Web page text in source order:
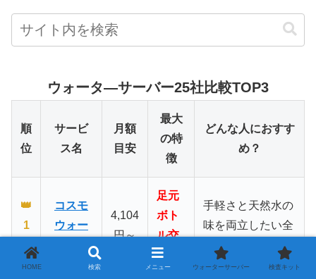
ウォータ―サーバー25社比較TOP3
順
位
サービ
ス名
月額
目安
最大
の特
徴
どんな人におすす
め？
👑
1
位
コスモ
ウォー
4,104
円～
足元
ボト
ル交
換
手軽さと天然水の
味を両立したい全
ての人
HOME 検索 メニュー ウォーターサーバー 検査キット